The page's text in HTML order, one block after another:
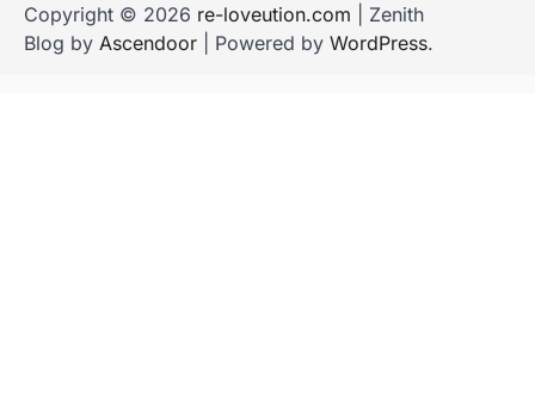
Copyright © 2026 re-loveution.com | Zenith
Blog by Ascendoor | Powered by WordPress.